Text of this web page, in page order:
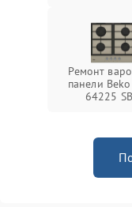
Ремонт
панели Beko
64225